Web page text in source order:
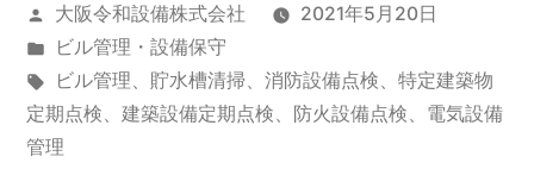
投
稿
者:
大阪令和設備株式会社
2021年5月20日
カ
テ
ゴ
リ
ビル管理・設備保守
タ
グ:
ビル管理、貯水槽清掃、消防設備点検、特定建築物
定期点検、建築設備定期点検、防火設備点検、電気設備
管理